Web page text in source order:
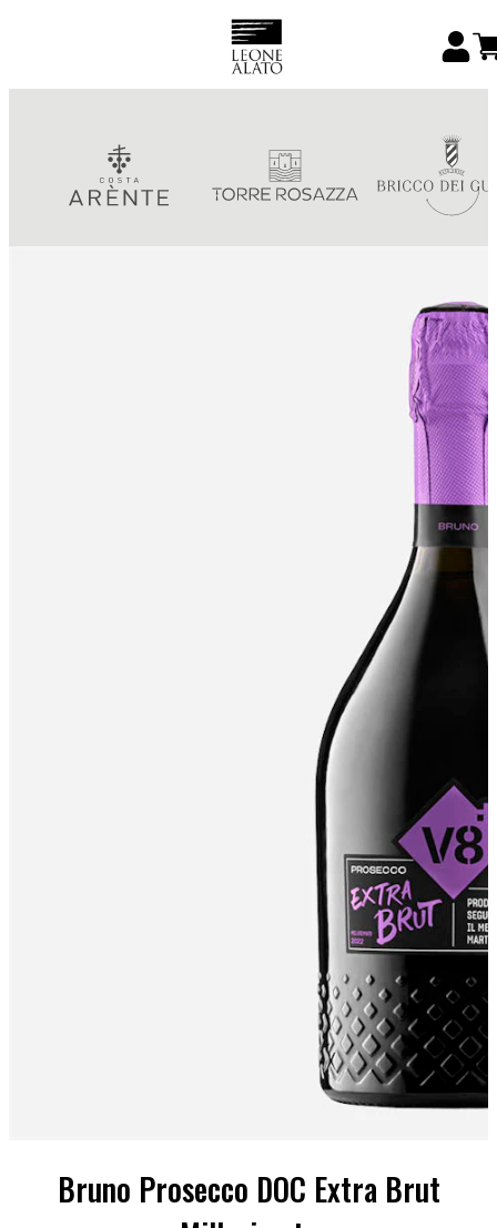
Bruno Prosecco DOC Extra Brut